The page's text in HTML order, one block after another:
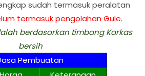
sudah termasuk peralatan
termasuk pengolahan Gule.
berdasarkan timbang Karkas
bersih
Pembuatan